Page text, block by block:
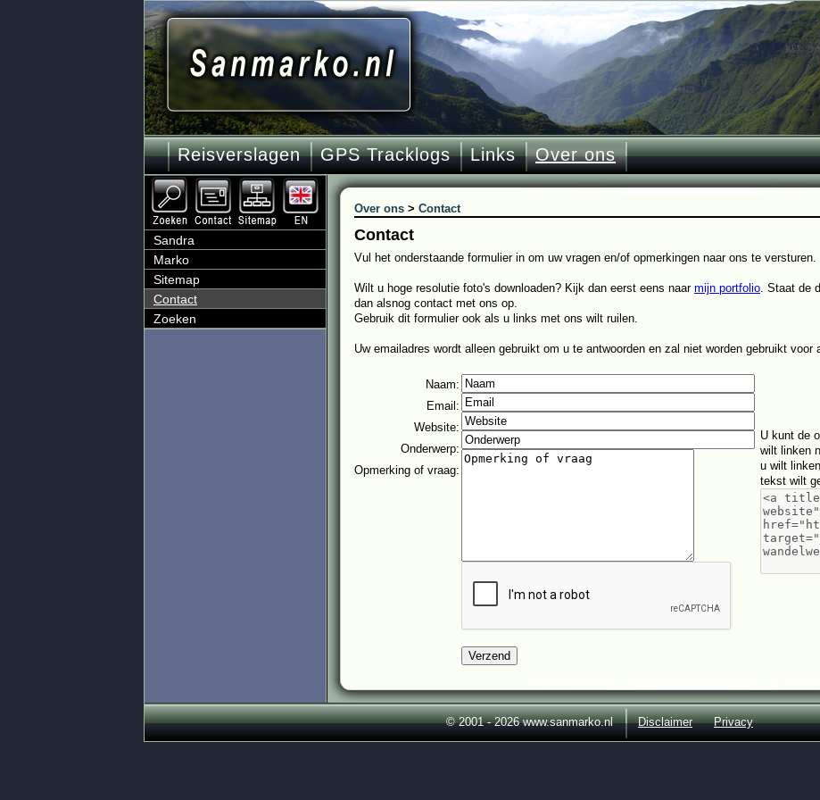
Reisverslagen GPS Tracklogs Links Over ons
Over ons > Contact
Contact
Vul het onderstaande formulier in om uw vragen en/of opmerkingen naar ons te versturen.
Wilt u hoge resolutie foto's downloaden? Kijk dan eerst eens naar mijn portfolio. Staat de
dan alsnog contact met ons op.
Gebruik dit formulier ook als u links met ons wilt ruilen.
Uw emailadres wordt alleen gebruikt om u te antwoorden en zal niet worden gebruikt voor
Naam:
Email :
Website:
Onderwerp:
Opmerking of vraag:
U kunt de
wilt linken
u wilt
tekst wilt
Sandra
Marko
Sitemap
Contact
Zoeken
© 2001 - 2026 www.sanmarko.nl Disclaimer Privacy